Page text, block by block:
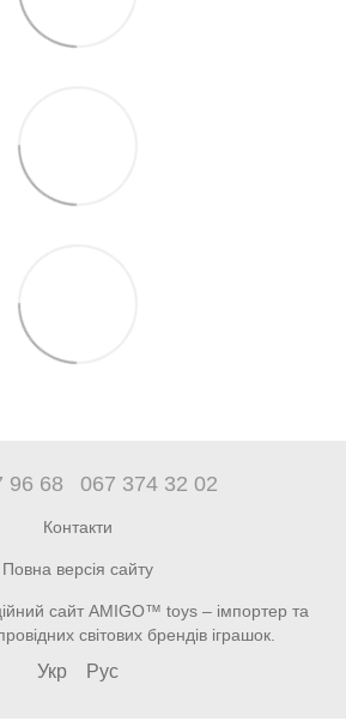
96 68 067 374 32 02
Контакти
Повна версія сайту
сайт AMIGO™ toys – імпортер та
світових брендів іграшок.
Укр Рус